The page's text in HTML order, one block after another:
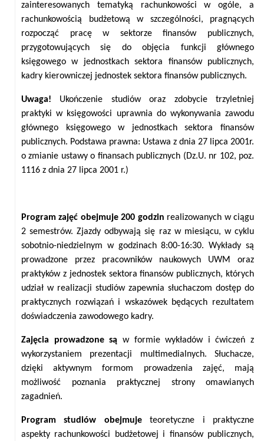
zainteresowanych tematyką rachunkowości w ogóle, a
rachunkowością budżetową w szczególności, pragnących
rozpocząć pracę w sektorze finansów publicznych,
przygotowujących się do objęcia funkcji głównego
księgowego w jednostkach sektora finansów publicznych,
kadry kierowniczej jednostek sektora finansów publicznych.
Uwaga! Ukończenie studiów oraz zdobycie trzyletniej
praktyki w księgowości uprawnia do wykonywania zawodu
głównego księgowego w jednostkach sektora finansów
publicznych. Podstawa prawna: Ustawa z dnia 27 lipca 2001r.
o zmianie ustawy o finansach publicznych (Dz.U. nr 102, poz.
1116 z dnia 27 lipca 2001 r.)
Program zajęć obejmuje 200 godzin realizowanych w ciągu
2 semestrów. Zjazdy odbywają się raz w miesiącu, w cyklu
sobotnio-niedzielnym w godzinach 8:00-16:30. Wykłady są
prowadzone przez pracowników naukowych UWM oraz
praktyków z jednostek sektora finansów publicznych, których
udział w realizacji studiów zapewnia słuchaczom dostęp do
praktycznych rozwiązań i wskazówek będących rezultatem
doświadczenia zawodowego kadry.
Zajęcia prowadzone są w formie wykładów i ćwiczeń z
wykorzystaniem prezentacji multimedialnych. Słuchacze,
dzięki aktywnym formom prowadzenia zajęć, mają
możliwość poznania praktycznej strony omawianych
zagadnień.
Program studiów obejmujeteoretyczne i praktyczne
aspekty rachunkowości budżetowej i finansów publicznych,